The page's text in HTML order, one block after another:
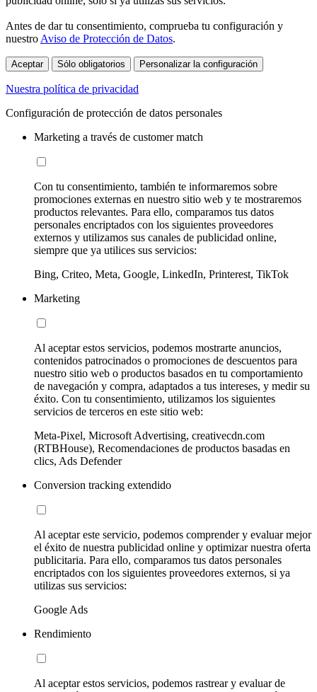
Antes de dar tu consentimiento, comprueba tu configuración y
nuestro Aviso de Protección de Datos.
Aceptar Sólo obligatorios Personalizar la configuración
Nuestra política de privacidad
Configuración de protección de datos personales
Marketing a través de customer match
Con tu consentimiento, también te informaremos sobre
promociones externas en nuestro sitio web y te mostraremos
productos relevantes. Para ello, comparamos tus datos
personales encriptados con los siguientes proveedores
externos y utilizamos sus canales de publicidad online,
siempre que ya utilices sus servicios:
Bing, Criteo, Meta, Google, LinkedIn, Printerest, TikTok
Marketing
Al aceptar estos servicios, podemos mostrarte anuncios,
contenidos patrocinados o promociones de descuentos para
nuestro sitio web o productos basados en tu comportamiento
de navegación y compra, adaptados a tus intereses, y medir su
éxito. Con tu consentimiento, utilizamos los siguientes
servicios de terceros en este sitio web:
Meta-Pixel, Microsoft Advertising, creativecdn.com
(RTBHouse), Recomendaciones de productos basadas en
clics, Ads Defender
Conversion tracking extendido
Al aceptar este servicio, podemos comprender y evaluar mejor
el éxito de nuestra publicidad online y optimizar nuestra oferta
publicitaria. Para ello, comparamos tus datos personales
encriptados con los siguientes proveedores externos, si ya
utilizas sus servicios:
Google Ads
Rendimiento
Al aceptar estos servicios, podemos rastrear y evaluar de